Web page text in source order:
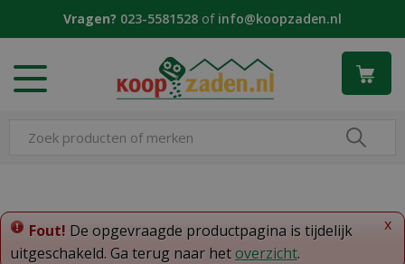
e
Vragen? 023-5581528 of info@koopzaden.nl
x
Fout! De opgevraagde productpagina is tijdelijk
uitgeschakeld. Ga terug naar hetoverzicht.